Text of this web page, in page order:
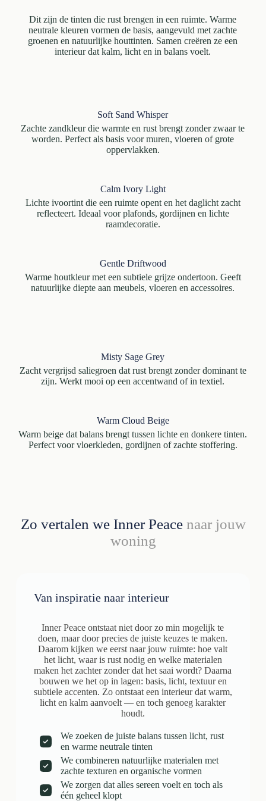
Dit zijn de tinten die rust brengen in een ruimte. Warme
neutrale kleuren vormen de basis, aangevuld met zachte
groenen en natuurlijke houttinten. Samen creëren ze een
interieur dat kalm, licht en in balans voelt.
Soft Sand Whisper
Zachte zandkleur die warmte en rust brengt zonder zwaar te
worden. Perfect als basis voor muren, vloeren of grote
oppervlakken.
Calm Ivory Light
Lichte ivoortint die een ruimte opent en het daglicht zacht
reflecteert. Ideaal voor plafonds, gordijnen en lichte
raamdecoratie.
Gentle Driftwood
Warme houtkleur met een subtiele grijze ondertoon. Geeft
natuurlijke diepte aan meubels, vloeren en accessoires.
Misty Sage Grey
Zacht vergrijsd saliegroen dat rust brengt zonder dominant te
zijn. Werkt mooi op een accentwand of in textiel.
Warm Cloud Beige
Warm beige dat balans brengt tussen lichte en donkere tinten.
Perfect voor vloerkleden, gordijnen of zachte stoffering.
Zo vertalen we Inner Peace naar jouw
woning
Van inspiratie naar interieur
Inner Peace ontstaat niet door zo min mogelijk te
doen, maar door precies de juiste keuzes te maken.
Daarom kijken we eerst naar jouw ruimte: hoe valt
het licht, waar is rust nodig en welke materialen
maken het zachter zonder dat het saai wordt? Daarna
bouwen we het op in lagen: basis, licht, textuur en
subtiele accenten. Zo ontstaat een interieur dat warm,
licht en kalm aanvoelt — en toch genoeg karakter
houdt.
We zoeken de juiste balans tussen licht, rust
en warme neutrale tinten
We combineren natuurlijke materialen met
zachte texturen en organische vormen
We zorgen dat alles sereen voelt en toch als
één geheel klopt